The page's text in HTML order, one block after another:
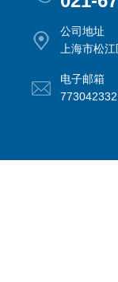
公司地址
上海市松
电子邮箱